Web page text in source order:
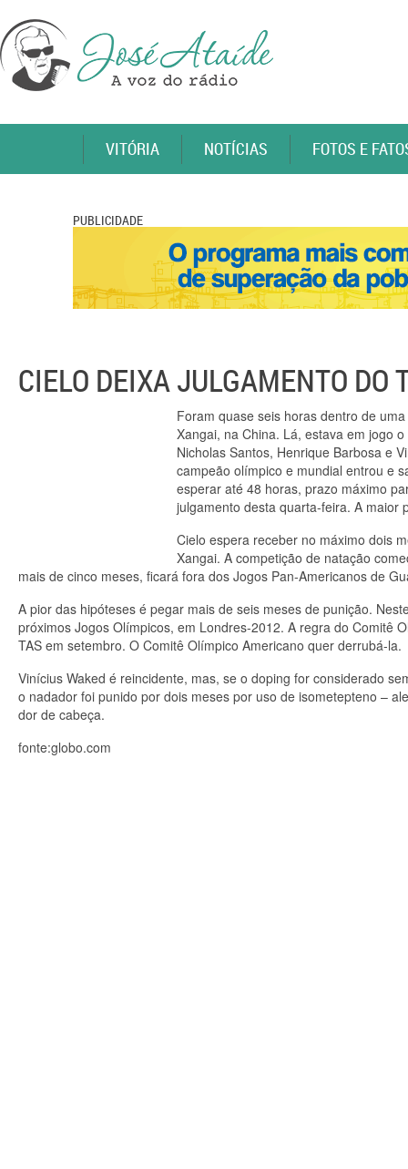
VITÓRIA NOTÍCIAS FOTOS E
PUBLICIDADE
CIELO DEIXA JULGAMENTO DO
Foram quase seis horas dentro de
Xangai, na China. Lá, estava em jogo
Nicholas Santos, Henrique Barbosa e
campeão olímpico e mundial entrou e
esperar até 48 horas, prazo máximo
julgamento desta quarta-feira. A maior
Cielo espera receber no máximo dois
Xangai. A competição de natação
mais de cinco meses, ficará fora dos Jogos Pan-Americanos de
A pior das hipóteses é pegar mais de seis meses de punição.
próximos Jogos Olímpicos, em Londres-2012. A regra do Comitê
TAS em setembro. O Comitê Olímpico Americano quer derrubá-la.
Vinícius Waked é reincidente, mas, se o doping for considerado
o nadador foi punido por dois meses por uso de isometepteno –
dor de cabeça.
fonte:globo.com